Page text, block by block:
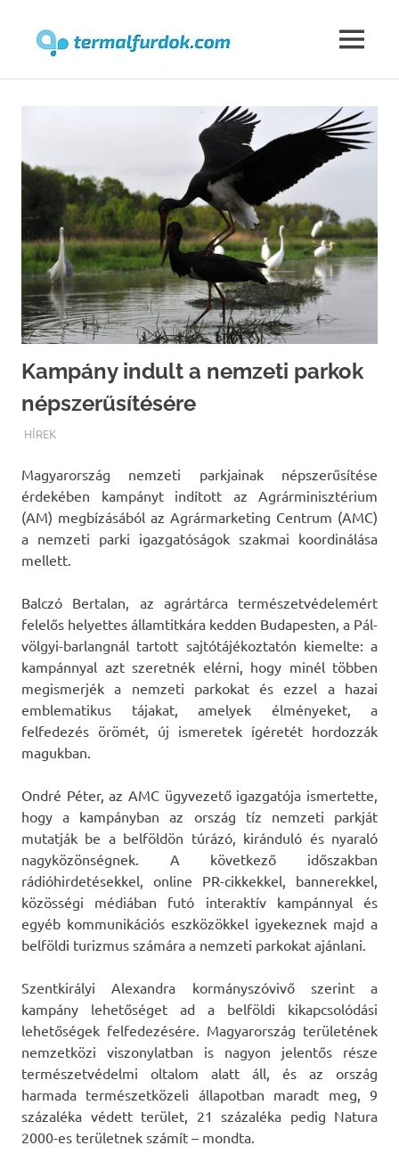
MENU
Kampány indult a nemzeti parkok
népszerűsítésére
TERMALFURDOK.COM
HÍREK
Magyarország nemzeti parkjainak népszerűsítése
érdekében kampányt indított az Agrárminisztérium
(AM) megbízásából az Agrármarketing Centrum (AMC)
a nemzeti parki igazgatóságok szakmai koordinálása
mellett.
Balczó Bertalan, az agrártárca természetvédelemért
felelős helyettes államtitkára kedden Budapesten, a Pál-
völgyi-barlangnál tartott sajtótájékoztatón kiemelte: a
kampánnyal azt szeretnék elérni, hogy minél többen
megismerjék a nemzeti parkokat és ezzel a hazai
emblematikus tájakat, amelyek élményeket, a
felfedezés örömét, új ismeretek ígéretét hordozzák
magukban.
Ondré Péter, az AMC ügyvezető igazgatója ismertette,
hogy a kampányban az ország tíz nemzeti parkját
mutatják be a belföldön túrázó, kiránduló és nyaraló
nagyközönségnek. A következő időszakban
rádióhirdetésekkel, online PR-cikkekkel, bannerekkel,
közösségi médiában futó interaktív kampánnyal és
egyéb kommunikációs eszközökkel igyekeznek majd a
belföldi turizmus számára a nemzeti parkokat ajánlani.
Szentkirályi Alexandra kormányszóvivő szerint a
kampány lehetőséget ad a belföldi kikapcsolódási
lehetőségek felfedezésére. Magyarország területének
nemzetközi viszonylatban is nagyon jelentős része
természetvédelmi oltalom alatt áll, és az ország
harmada természetközeli állapotban maradt meg, 9
százaléka védett terület, 21 százaléka pedig Natura
2000-es területnek számít – mondta.